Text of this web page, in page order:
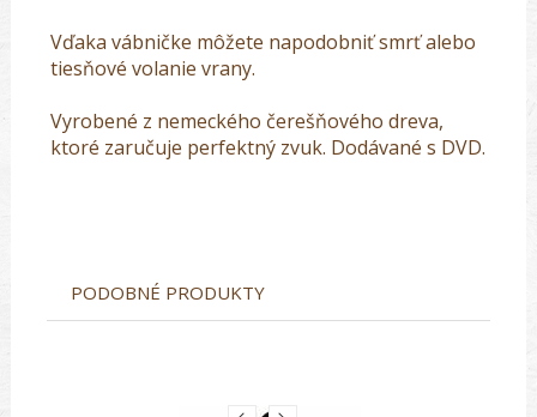
Vďaka vábničke môžete napodobniť smrť alebo
tiesňové volanie vrany.
Vyrobené z nemeckého čerešňového dreva,
ktoré zaručuje perfektný zvuk. Dodávané s DVD.
PODOBNÉ PRODUKTY